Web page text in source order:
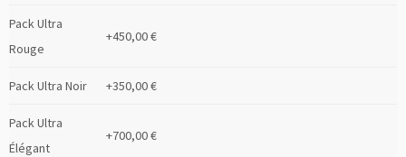
Pack Ultra
Rouge
+450,00 €
Pack Ultra Noir +350,00 €
Pack Ultra
Élégant
+700,00 €